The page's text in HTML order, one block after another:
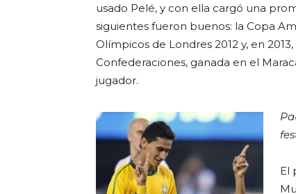
usado Pelé, y con ella cargó una
siguientes fueron buenos: la Copa
Olímpicos de Londres 2012 y, en
Confederaciones, ganada en el
jugador.
El